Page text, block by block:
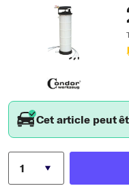
Cet article peut